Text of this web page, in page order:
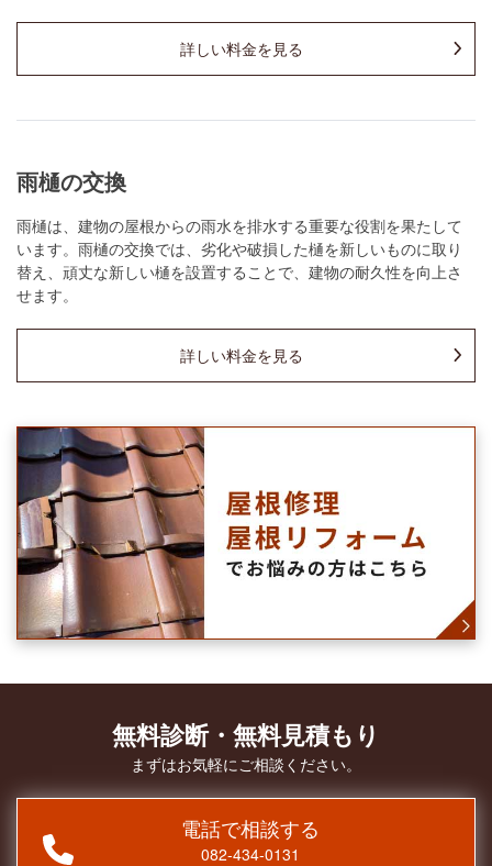
詳しい料金を見る
雨樋の交換
雨樋は、建物の屋根からの雨水を排水する重要な役割を果たして
います。雨樋の交換では、劣化や破損した樋を新しいものに取り
替え、頑丈な新しい樋を設置することで、建物の耐久性を向上さ
せます。
詳しい料金を見る
無料診断・無料見積もり
まずはお気軽にご相談ください。
電話で相談する
082-434-0131